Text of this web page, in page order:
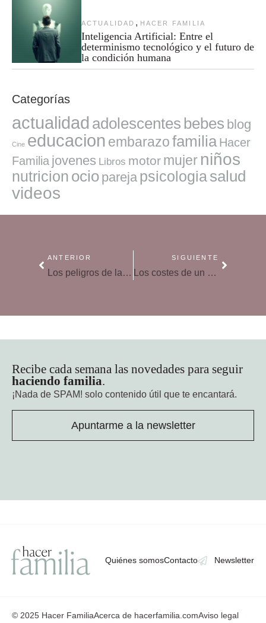
ACTUALIDAD , HACER FAMILIA
Inteligencia Artificial: Entre el
determinismo tecnológico y el futuro de
la condición humana
Categorías
actualidad adolescentes bebes blog
Cine educacion embarazofamilia Hacer
Familia jovenes Libros motor mujer niños
nutricion ocio pareja psicologiasalud
videos
ANTERIOR
Los peligros de la inactividad física
SIGUIENTE
Los costes de un canguro en España
Recibe cada semana las novedades para seguir
haciendo familia.
¡Nada de SPAM! solo contenido útil que te encantará.
Apuntarme a la newsletter
Quiénes somosContacto Newsletter
© 2025 Hacer FamiliaAcerca de hacerfamilia.comAviso legal